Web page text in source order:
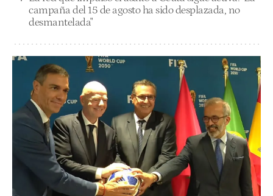
campaña del 15 de agosto ha sido desplazada, no
desmantelada"